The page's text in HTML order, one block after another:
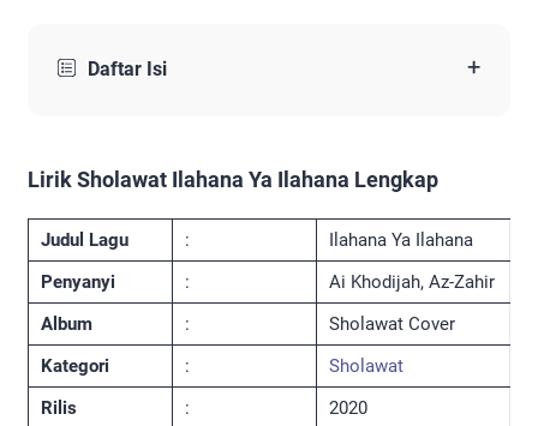
Daftar Isi +
Lirik Sholawat Ilahana Ya Ilahana Lengkap
Judul Lagu :
Ilahana Ya Ilahana
Penyanyi
:
Ai Khodijah, Az-Zahir
Album
:
Sholawat Cover
Kategori
:
Sholawat
Rilis
: 2020